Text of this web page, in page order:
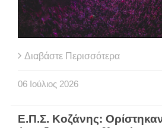
Διαβάστε Περισσότερα
06 Ιούλιος 2026
Ε.Π.Σ. Κοζάνης: